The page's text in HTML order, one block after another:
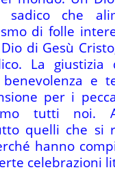
sadico che
di folle
di Gesù
La
e
per i
tutti noi.
quelli che si
hanno
celebrazioni